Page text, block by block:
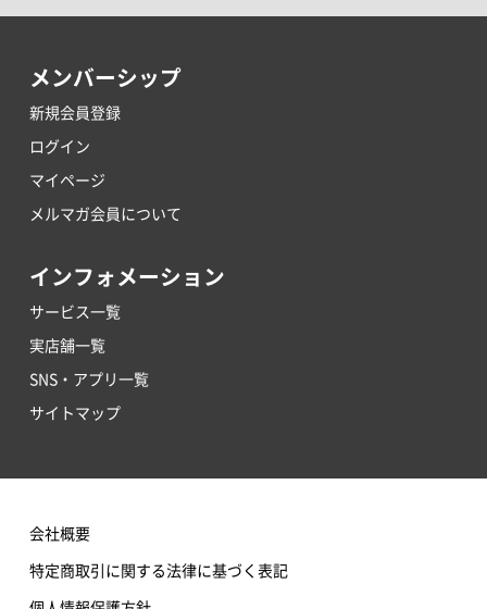
メンバーシップ
新規会員登録
ログイン
マイページ
メルマガ会員について
インフォメーション
サービス一覧
実店舗一覧
SNS・アプリ一覧
サイトマップ
会社概要
特定商取引に関する法律に基づく表記